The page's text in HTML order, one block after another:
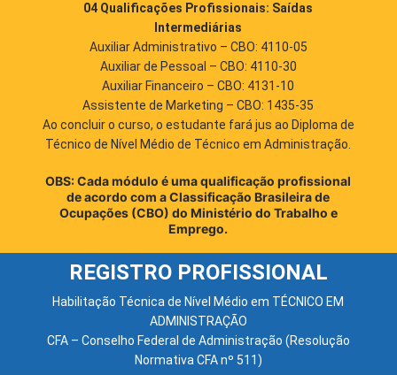
04 Qualificações Profissionais: Saídas
Intermediárias
Auxiliar Administrativo – CBO: 4110-05
Auxiliar de Pessoal – CBO: 4110-30
Auxiliar Financeiro – CBO: 4131-10
Assistente de Marketing – CBO: 1435-35
Ao concluir o curso, o estudante fará jus ao Diploma de
Técnico de Nível Médio de Técnico em Administração.
OBS: Cada módulo é uma qualificação profissional
de acordo com a Classificação Brasileira de
Ocupações (CBO) do Ministério do Trabalho e
Emprego.
REGISTRO PROFISSIONAL
Habilitação Técnica de Nível Médio em TÉCNICO EM
ADMINISTRAÇÃO
CFA – Conselho Federal de Administração (Resolução
Normativa CFA nº 511)